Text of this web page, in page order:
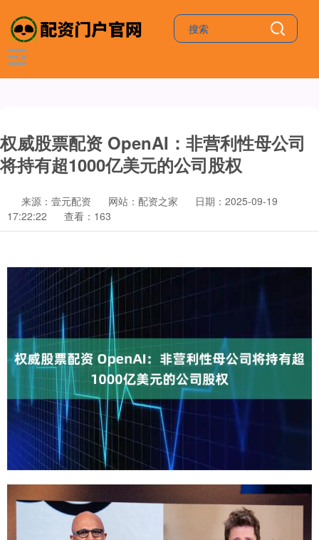
权威股票配资 OpenAI：非营利性母公司
将持有超1000亿美元的公司股权
来源：壹元配资 网站：配资之家
日期：2025-09-19
17:22:22
查看：163